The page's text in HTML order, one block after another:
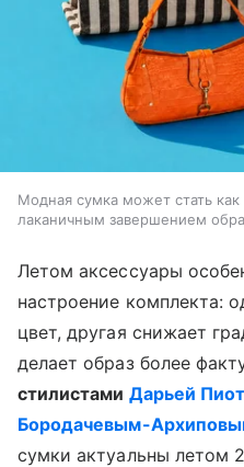
Модная сумка может стать
лаканичным завершением
Летом аксессуары
настроение комплекта:
цвет, другая снижает
делает образ более
стилистами Дарьей
Бородачевым-
сумки актуальны летом